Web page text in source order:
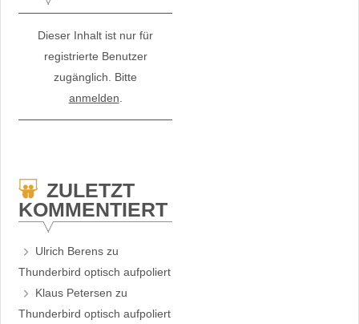
Dieser Inhalt ist nur für
registrierte Benutzer
zugänglich. Bitte
anmelden
ZULETZT
KOMMENTIERT
Ulrich Berens zu
Thunderbird optisch aufpoliert
Klaus Petersen zu
Thunderbird optisch aufpoliert